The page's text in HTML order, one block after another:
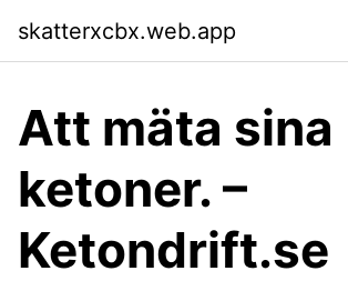
skatterxcbx.web.app
Att mäta sina
ketoner. –
Ketondrift.se